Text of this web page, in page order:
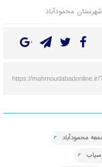
محمودآباد
https://mahmoudabadonline.ir/
محمودآباد